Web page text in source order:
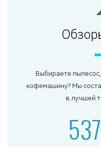
Выбираете
кофемашину? Мы
в лучшей
537